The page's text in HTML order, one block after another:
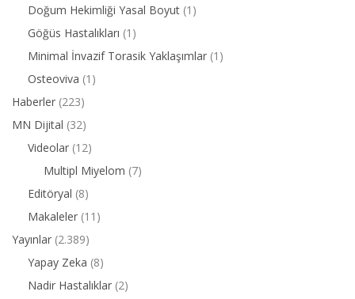
Doğum Hekimliği Yasal Boyut (1)
Göğüs Hastalıkları (1)
Minimal İnvazif Torasik Yaklaşımlar (1)
Osteoviva (1)
Haberler (223)
MN Dijital (32)
Videolar (12)
Multipl Miyelom (7)
Editöryal (8)
Makaleler (11)
Yayınlar (2.389)
Yapay Zeka (8)
Nadir Hastalıklar (2)